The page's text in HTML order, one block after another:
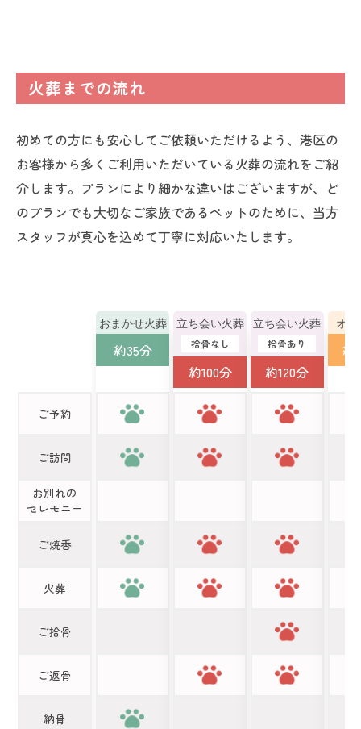
火葬までの流れ
初めての方にも安心してご依頼いただけるよう、港区の
お客様から多くご利用いただいている火葬の流れをご紹
介します。プランにより細かな違いはございますが、ど
のプランでも大切なご家族であるペットのために、当方
スタッフが真心を込めて丁寧に対応いたします。
ご予約
ご訪問
お別れの
セレモニー
ご焼香
火葬
ご拾骨
ご返骨
納骨
おまかせ火葬
約35分
立ち会い火葬
拾骨なし
約100分
立ち会い火葬
拾骨あり
約120分
オ
約